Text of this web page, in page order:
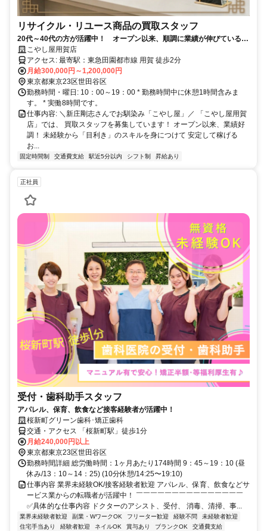
リサイクル・リユース商品の買取スタッフ
20代～40代の方が活躍中！ オープン以来、順調に業績が伸びている店
舗での安定したお仕事です♪
こやし屋用賀店
アクセス: 最寄駅：東急田園都市線 用賀 徒歩2分
月給300,000円～1,200,000円
東京都東京23区世田谷区
勤務時間・曜日: 10：00～19：00 * 勤務時間中に休憩1時間含みま
す。 * 実働8時間です。
仕事内容: ＼新庄剛志さんでお馴染み「こやし屋」／ 「こやし屋用賀
店」では、 買取スタッフを募集しています！ オープン以来、業績好
調！ 未経験から「目利き」のスキルを身につけて 安定して稼げる
お...
固定時間制 交通費支給 駅近5分以内 シフト制 昇給あり
正社員
受付・歯科助手スタッフ
アパレル、保育、飲食など接客経験者が活躍中！
桜新町グリーン歯科･矯正歯科
交通・アクセス 「桜新町駅」徒歩1分
月給240,000円以上
東京都東京23区世田谷区
勤務時間詳細 総労働時間：1ヶ月あたり174時間 9：45～19：10 (昼
休み/13：10～14：25) (10分休憩/14:25〜19:10)
仕事内容 業界未経験OK/接客経験者歓迎 アパレル、保育、飲食などサ
ービス業からの転職者が活躍中！ ￣￣￣￣￣￣￣￣￣￣￣￣￣￣￣
✅具体的な仕事内容 ドクターのアシスト、受付、 消毒、清掃、事...
業界未経験者歓迎 副業・WワークOK フリーター歓迎 経験不問
未経験者歓迎
住宅手当あり
経験者歓迎 ネイルOK 賞与あり ブランクOK
交通費支給